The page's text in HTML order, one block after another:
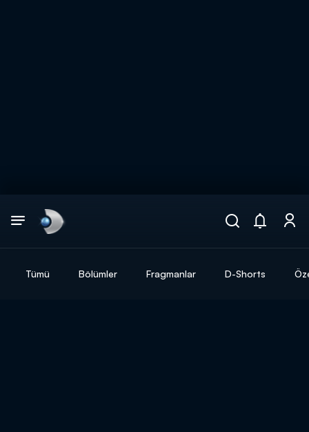
Tümü Bölümler Fragmanlar D-Shorts